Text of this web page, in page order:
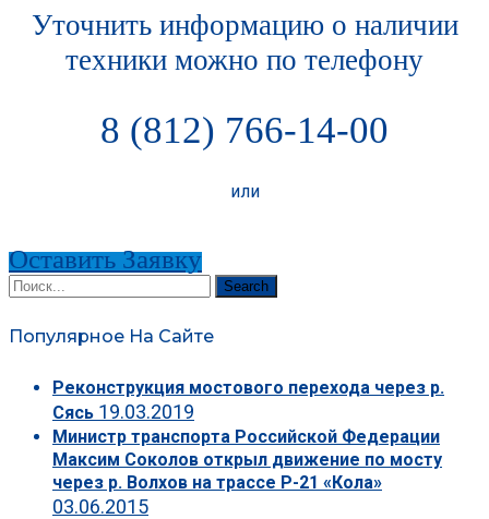
Уточнить информацию о наличии
техники можно по телефону
8 (812) 766-14-00
или
Оставить Заявку
Search
Популярное На Сайте
Реконструкция мостового перехода через р.
Сясь 19.03.2019
Министр транспорта Российской Федерации
Максим Соколов открыл движение по мосту
через р. Волхов на трассе Р-21 «Кола»
03.06.2015